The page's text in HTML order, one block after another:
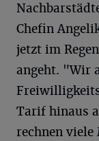
Chefin
jetzt im
angeht. "Wir
Tarif hinaus
rechnen